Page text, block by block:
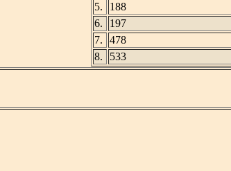
5.
188
6.
197
7.
478
8.
533